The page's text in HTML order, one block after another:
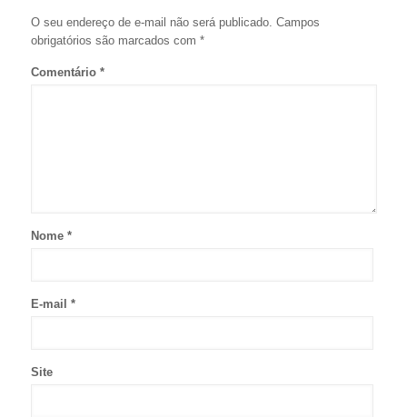
O seu endereço de e-mail não será publicado. Campos
obrigatórios são marcados com *
Comentário *
Nome *
E-mail *
Site